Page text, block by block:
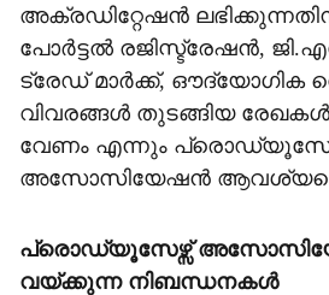
അക്രഡിറ്റേഷന്‍
പോര്‍ട്ടല്‍ രജിസ്ട്രേഷന്‍,
ട്രേഡ് മാര്‍ക്ക്, ഔദ്യോഗിക
വിവരങ്ങള്‍ തുടങ്ങിയ
വേണം എന്നും
അസോസിയേഷന്‍
പ്രൊഡ്യൂസേഴ്സ്
വയ്ക്കുന്ന നിബന്ധനകള്‍